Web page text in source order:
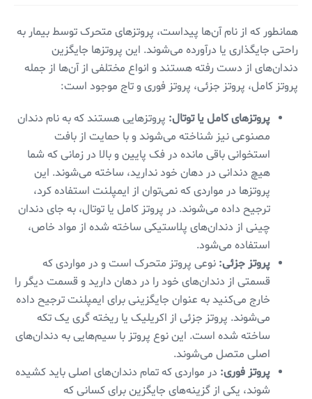
همانطور که از نام آن‌ها پیداست، پروتزهای متحرک توسط بیمار به
راحتی جایگذاری یا درآورده می‌شوند. این پروتزها جایگزین
دندان‌های از دست رفته هستند و انواع مختلفی از آن‌ها از جمله
پروتز کامل، پروتز جزئی، پروتز فوری و تاج موجود است:
پروتزهای کامل یا توتال: پروتزهایی هستند که به نام دندان
مصنوعی نیز شناخته می‌شوند و با حمایت از بافت
استخوانی باقی مانده در فک پایین و بالا در زمانی که شما
هیچ دندانی در دهان خود ندارید، ساخته می‌شوند. این
پروتزها در مواردی که نمی‌توان از ایمپلنت استفاده کرد،
ترجیح داده می‌شوند. در پروتز کامل یا توتال، به جای دندان
چینی از دندان‌های پلاستیکی ساخته شده از مواد خاص،
استفاده می‌شود.
پروتز جزئی: نوعی پروتز متحرک است و در مواردی که
قسمتی از دندان‌های خود را در دهان دارید و قسمت دیگر را
خارج می‌کنید به عنوان جایگزینی برای ایمپلنت ترجیح داده
می‌شوند. پروتز جزئی از اکریلیک یا ریخته گری یک تکه
ساخته شده است. این نوع پروتز با سیم‌هایی به دندان‌های
اصلی متصل می‌شوند.
پروتز فوری: در مواردی که تمام دندان‌های اصلی باید کشیده
شوند، یکی از گزینه‌های جایگزین برای کسانی که